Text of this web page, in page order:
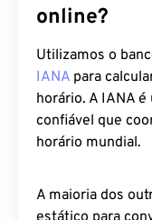
Por que
online?
Utilizamos o
IANApara
horário. A IANA é
horário mundial.